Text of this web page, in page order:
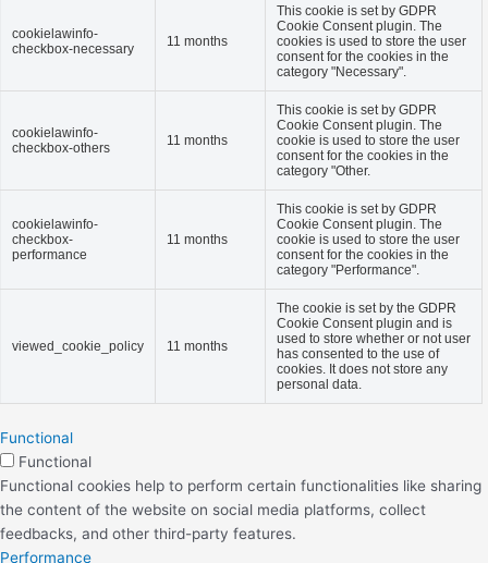
cookielawinfo-
checkbox-necessary
11 months
This cookie is set by GDPR
Cookie Consent plugin. The
cookies is used to store the user
consent for the cookies in the
category "Necessary".
cookielawinfo-
checkbox-others
11 months
This cookie is set by GDPR
Cookie Consent plugin. The
cookie is used to store the user
consent for the cookies in the
category "Other.
cookielawinfo-
checkbox-
performance
11 months
This cookie is set by GDPR
Cookie Consent plugin. The
cookie is used to store the user
consent for the cookies in the
category "Performance".
viewed_cookie_policy 11 months
The cookie is set by the GDPR
Cookie Consent plugin and is
used to store whether or not user
has consented to the use of
cookies. It does not store any
personal data.
Functional
Functional
Functional cookies help to perform certain functionalities like sharing
the content of the website on social media platforms, collect
feedbacks, and other third-party features.
Performance